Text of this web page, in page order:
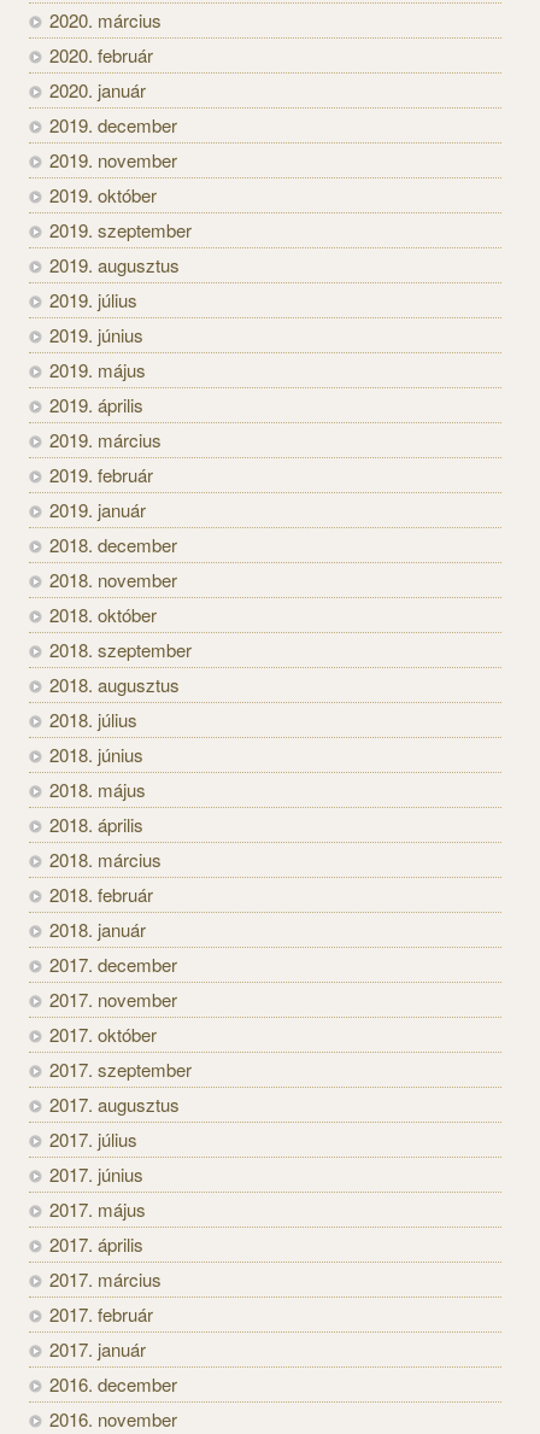
2020. március
2020. február
2020. január
2019. december
2019. november
2019. október
2019. szeptember
2019. augusztus
2019. július
2019. június
2019. május
2019. április
2019. március
2019. február
2019. január
2018. december
2018. november
2018. október
2018. szeptember
2018. augusztus
2018. július
2018. június
2018. május
2018. április
2018. március
2018. február
2018. január
2017. december
2017. november
2017. október
2017. szeptember
2017. augusztus
2017. július
2017. június
2017. május
2017. április
2017. március
2017. február
2017. január
2016. december
2016. november